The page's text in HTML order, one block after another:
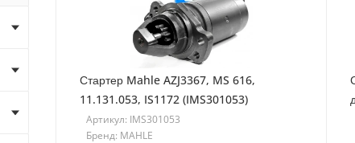
Стартер Mahle AZJ3367, MS 616,
11.131.053, IS1172 (IMS301053)
Артикул: IMS301053
Бренд: MAHLE